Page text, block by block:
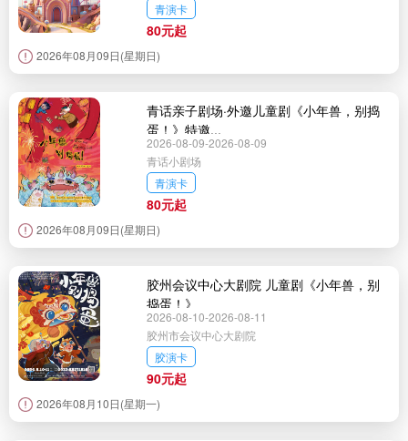
青演卡
80元起
2026年08月09日(星期日)
青话亲子剧场·外邀儿童剧《小年兽，别捣
蛋！》特邀...
2026-08-09-2026-08-09
青话小剧场
青演卡
80元起
2026年08月09日(星期日)
胶州会议中心大剧院 儿童剧《小年兽，别
捣蛋！》
2026-08-10-2026-08-11
胶州市会议中心大剧院
胶演卡
90元起
2026年08月10日(星期一)